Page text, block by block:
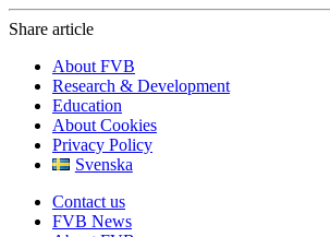
Share article
About FVB
Research & Development
Education
About Cookies
Privacy Policy
Svenska
Contact us
FVB News